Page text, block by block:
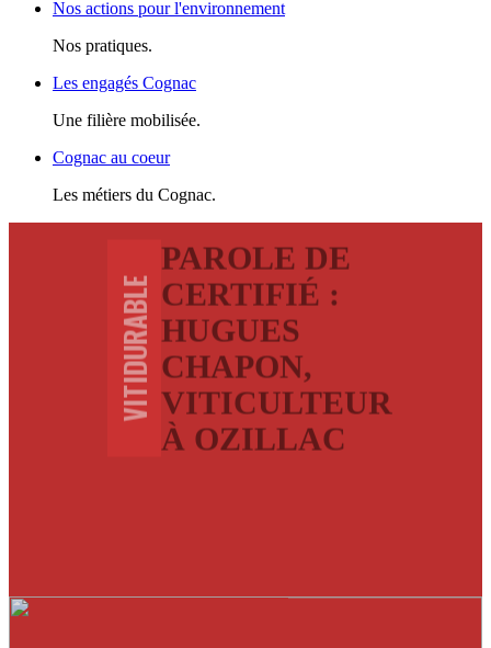
Nos actions pour l'environnement
Nos pratiques.
Les engagés Cognac
Une filière mobilisée.
Cognac au coeur
Les métiers du Cognac.
VITIDURABLE
PAROLE DE
CERTIFIÉ :
HUGUES
CHAPON,
VITICULTEUR
À OZILLAC